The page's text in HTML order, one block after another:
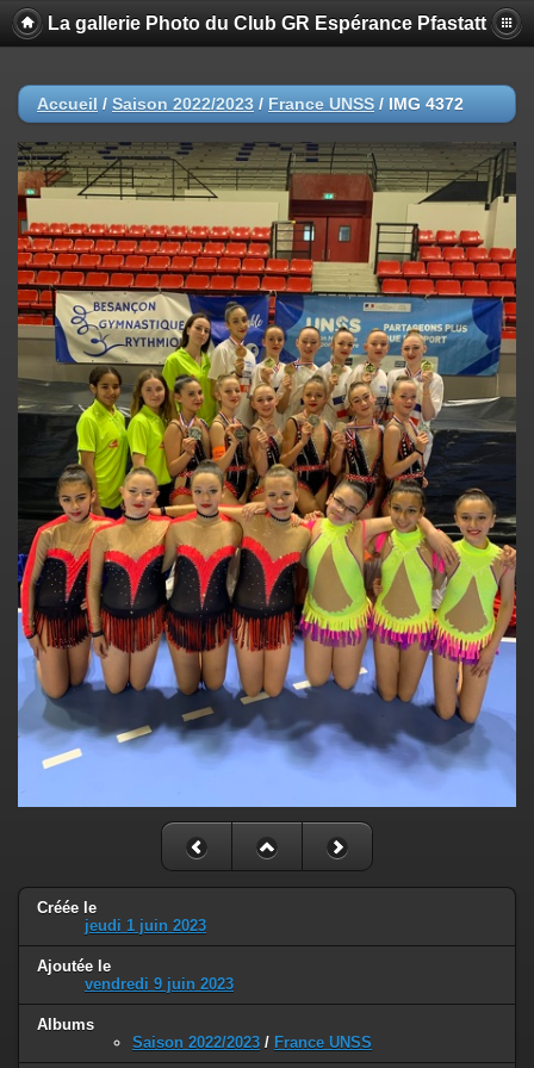
La gallerie Photo du Club GR Espérance Pfastatt
Accueil / Saison 2022/2023 / France UNSS / IMG 4372
Créée le
jeudi 1 juin 2023
Ajoutée le
vendredi 9 juin 2023
Albums
Saison 2022/2023 / France UNSS